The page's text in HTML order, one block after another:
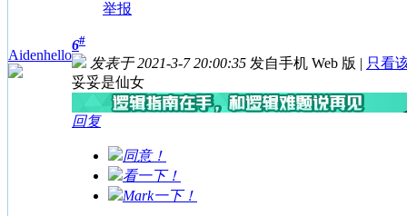
举报
Aidenhello
6#
发表于 2021-3-7 20:00:35 发自手机 Web 版 | 只看
妥妥是仙女
回复
同意！
看一下！
Mark一下！